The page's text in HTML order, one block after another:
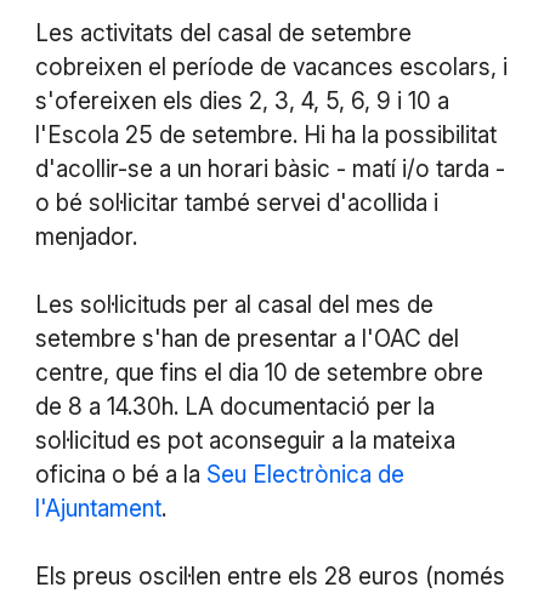
Les activitats del casal de setembre
cobreixen el període de vacances escolars, i
s'ofereixen els dies 2, 3, 4, 5, 6, 9 i 10 a
l'Escola 25 de setembre. Hi ha la possibilitat
d'acollir-se a un horari bàsic - matí i/o tarda -
o bé sol·licitar també servei d'acollida i
menjador.
Les sol·licituds per al casal del mes de
setembre s'han de presentar a l'OAC del
centre, que fins el dia 10 de setembre obre
de 8 a 14.30h. LA documentació per la
sol·licitud es pot aconseguir a la mateixa
oficina o bé a la Seu Electrònica de
l'Ajuntament.
Els preus oscil·len entre els 28 euros (només